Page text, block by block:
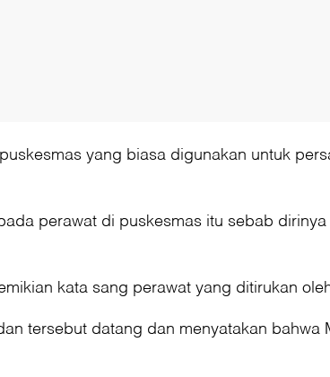
yang biasa digunakan untuk
perawat di puskesmas itu sebab
kata sang perawat yang ditirukan
tersebut datang dan menyatakan bahwa